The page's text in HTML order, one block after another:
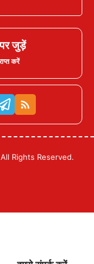
पर जुड़ें
करें
Rights Reserved.